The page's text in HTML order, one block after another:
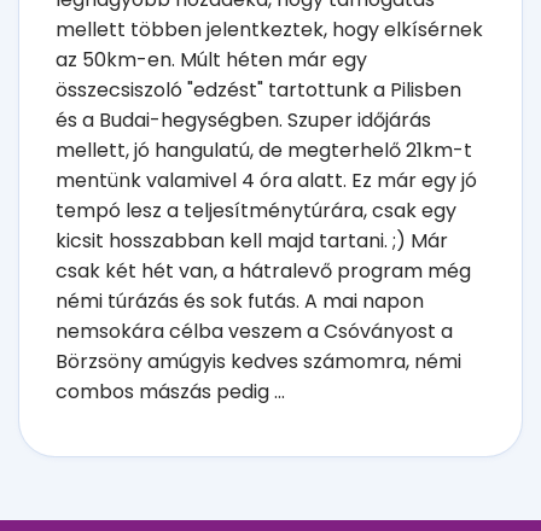
mellett többen jelentkeztek, hogy elkísérnek
az 50km-en. Múlt héten már egy
összecsiszoló "edzést" tartottunk a Pilisben
és a Budai-hegységben. Szuper időjárás
mellett, jó hangulatú, de megterhelő 21km-t
mentünk valamivel 4 óra alatt. Ez már egy jó
tempó lesz a teljesítménytúrára, csak egy
kicsit hosszabban kell majd tartani. ;) Már
csak két hét van, a hátralevő program még
némi túrázás és sok futás. A mai napon
nemsokára célba veszem a Csóványost a
Börzsöny amúgyis kedves számomra, némi
combos mászás pedig ...